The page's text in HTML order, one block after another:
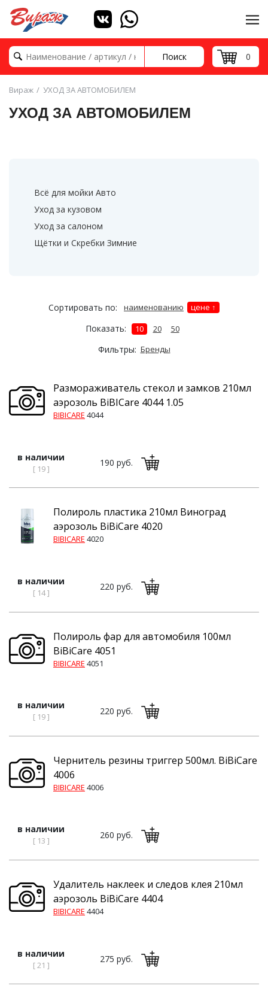
Поиск 0
Вираж УХОД ЗА АВТОМОБИЛЕМ
УХОД ЗА АВТОМОБИЛЕМ
Всё для мойки Авто
Уход за кузовом
Уход за салоном
Щётки и Скребки Зимние
Сортировать по: наименованию цене
Показать: 10 20 50
Фильтры: Бренды
Размораживатель стекол и замков 210мл
аэрозоль BiBICare 4044 1.05
BIBICARE 4044
в наличии
[ 19 ]
190 руб.
Полироль пластика 210мл Виноград
аэрозоль BiBiCare 4020
BIBICARE 4020
в наличии
[ 14 ]
220 руб.
Полироль фар для автомобиля 100мл
BiBiCare 4051
BIBICARE 4051
в наличии
[ 19 ]
220 руб.
Чернитель резины триггер 500мл. BiBiCare
4006
BIBICARE 4006
в наличии
[ 13 ]
260 руб.
Удалитель наклеек и следов клея 210мл
аэрозоль BiBiCare 4404
BIBICARE 4404
в наличии
[ 21 ]
275 руб.